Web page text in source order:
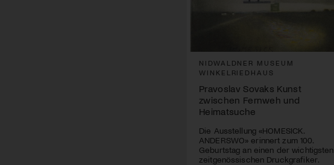
NIDWALDNER MUSEUM
WINKELRIEDHAUS
Pravoslav Sovaks Kunst
zwischen Fernweh und
Heimatsuche
Die Ausstellung «HOMESICK.
ANDERSWO» erinnert zum 100.
Geburtstag an einen der wichtigsten
zeitgenössischen Druckgrafiker.